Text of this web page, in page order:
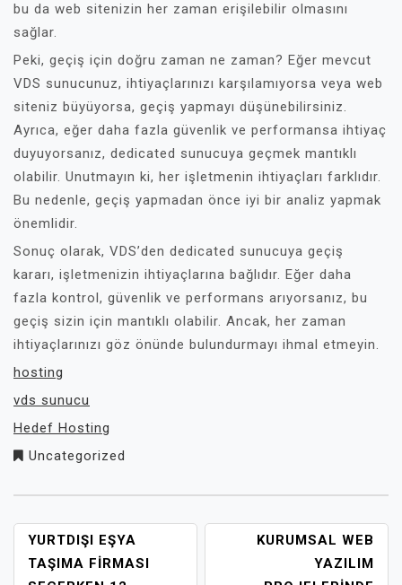
bu da web sitenizin her zaman erişilebilir olmasını
sağlar.
Peki, geçiş için doğru zaman ne zaman? Eğer mevcut
VDS sunucunuz, ihtiyaçlarınızı karşılamıyorsa veya web
siteniz büyüyorsa, geçiş yapmayı düşünebilirsiniz.
Ayrıca, eğer daha fazla güvenlik ve performansa ihtiyaç
duyuyorsanız, dedicated sunucuya geçmek mantıklı
olabilir. Unutmayın ki, her işletmenin ihtiyaçları farklıdır.
Bu nedenle, geçiş yapmadan önce iyi bir analiz yapmak
önemlidir.
Sonuç olarak, VDS’den dedicated sunucuya geçiş
kararı, işletmenizin ihtiyaçlarına bağlıdır. Eğer daha
fazla kontrol, güvenlik ve performans arıyorsanız, bu
geçiş sizin için mantıklı olabilir. Ancak, her zaman
ihtiyaçlarınızı göz önünde bulundurmayı ihmal etmeyin.
hosting
vds sunucu
Hedef Hosting
Uncategorized
YAZI
GEZINMESI
YURTDIŞI EŞYA
TAŞIMA FIRMASI
KURUMSAL WEB
YAZILIM